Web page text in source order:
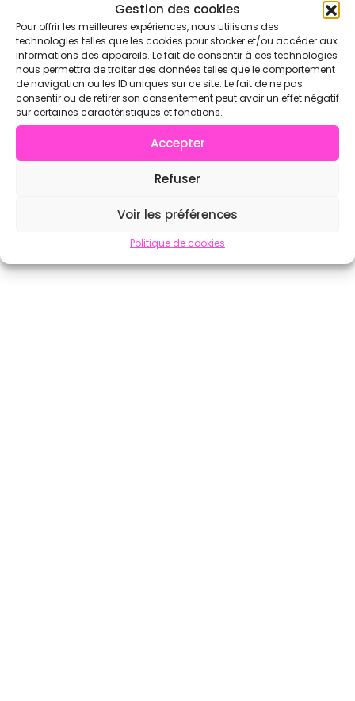
Gestion des cookies
Pour offrir les meilleures expériences, nous utilisons des
technologies telles que les cookies pour stocker et/ou accéder aux
informations des appareils. Le fait de consentir à ces technologies
nous permettra de traiter des données telles que le comportement
de navigation ou les ID uniques sur ce site. Le fait de ne pas
consentir ou de retirer son consentement peut avoir un effet négatif
sur certaines caractéristiques et fonctions.
Accepter
Refuser
Voir les préférences
Politique de cookies
Voir l'annuaire complet sur CrossFit.com →